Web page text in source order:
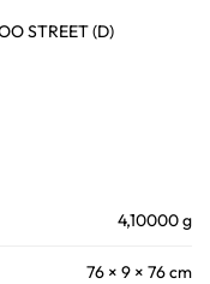
STREET (D)
4,10000 g
76 × 9 × 76 cm